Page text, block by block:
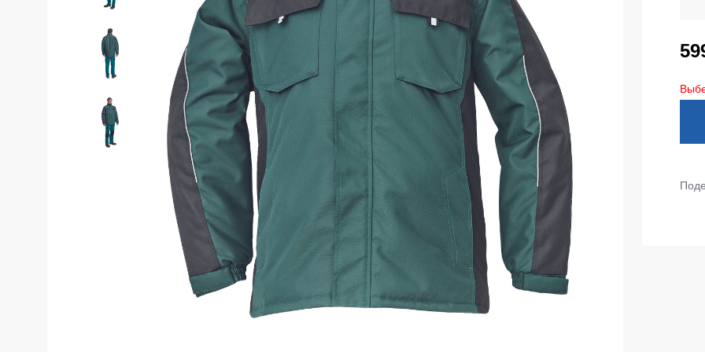
Костюмы утепленные
Штаны (Брюки)
Камуфляжные брюки
Утепленные брюки
Детские штаны
Штаны для работы
Брюки ХоРеКа и медицина
Джинсы, брюки на каждый день
Полукомбинезоны
Полукомбинезоны не утепленные
Полукомбинезоны утепленные
Полукомбинезоны Outlet
Детские футболки
Фартуки
Костюмы
Серия MAX
Серия Neurum
Серия Comfort
Серия Professional
Серия Practic
Серия Emerton
Серия Тактической одежды
Серия MULTINORM
Страховочное оборудование
Наколенники
Сумки и Рюкзаки
Хозинвентарь
Противопожарное оборудование